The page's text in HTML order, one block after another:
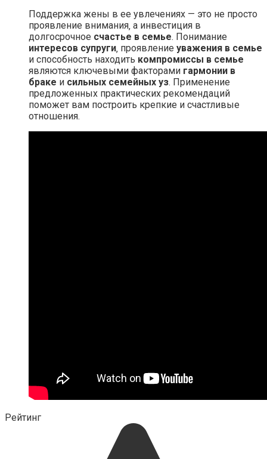
Поддержка жены в ее увлечениях — это не просто
проявление внимания‚ а инвестиция в
долгосрочное счастье в семье. Понимание
интересов супруги‚ проявление уважения в семье
и способность находить компромиссы в семье
являются ключевыми факторами гармонии в
браке и сильных семейных уз. Применение
предложенных практических рекомендаций
поможет вам построить крепкие и счастливые
отношения.
Рейтинг